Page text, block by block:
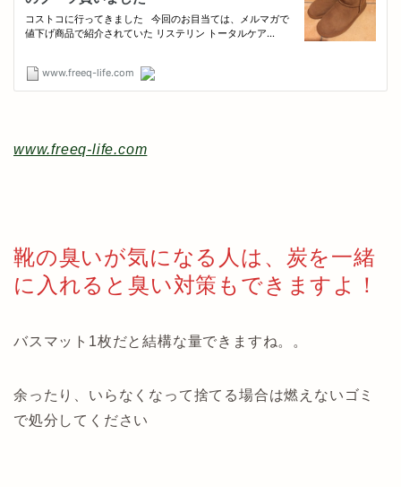
www.freeq-life.com
靴の臭いが気になる人は、炭を一緒
に入れると臭い対策もできますよ！
バスマット1枚だと結構な量できますね。。
余ったり、いらなくなって捨てる場合は燃えないゴミ
で処分してください